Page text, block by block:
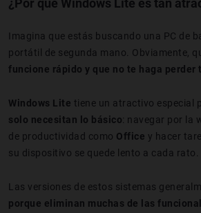
Imagina que estás buscando una PC de
portátil de segunda mano. Obviamente,
funcione rápido y que no te haga perder
Windows Lite tiene un atractivo especial
solo necesitan lo básico: navegar por la
de productividad como Office y hacer
su dispositivo se quede lento a cada rato.
Las versiones de estos sistemas
porque eliminan muchas de las